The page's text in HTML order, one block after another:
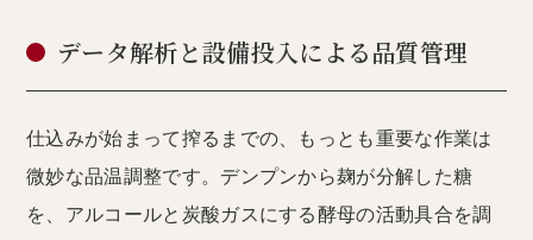
データ解析と設備投入による品質管理
仕込みが始まって搾るまでの、もっとも重要な作業は
微妙な品温調整です。デンプンから麹が分解した糖
を、アルコールと炭酸ガスにする酵母の活動具合を調